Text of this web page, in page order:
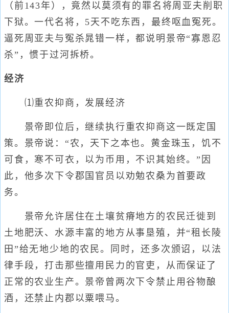
（前143年），竟然以莫须有的罪名将周亚夫削职
下狱。一代名将，5天不吃东西，最终呕血冤死。
逼死周亚夫与冤杀晁错一样，都说明景帝“寡恩忍
杀”，惯于过河拆桥。
经济
⑴重农抑商，发展经济
景帝即位后，继续执行重农抑商这一既定国
策。景帝说：“农，天下之本也。黄金珠玉，饥不
可食，寒不可衣，以为币用，不识其始终。”因
此，他多次下令郡国官员以劝勉农桑为首要政
务。
景帝允许居住在土壤贫瘠地方的农民迁徙到
土地肥沃、水源丰富的地方从事垦殖，并“租长陵
田”给无地少地的农民。同时，还多次颁诏，以法
律手段，打击那些擅用民力的官吏，从而保证了
正常的农业生产。景帝曾两次下令禁止用谷物酿
酒，还禁止内郡以粟喂马。